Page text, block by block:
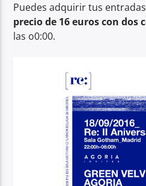
Puedes adquirir tus
precio de 16 euros con dos
las o0:00.